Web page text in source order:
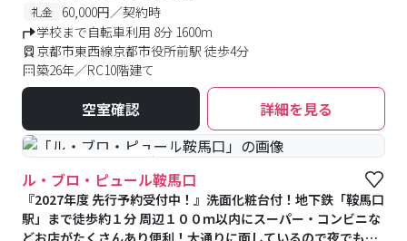
礼金
60,000円／契約時
学校まで自転車利用 8分 1600m
京都市東西線京都市役所前駅 徒歩4分
築26年／RC10階建て
空室確認 詳細を見る
#予約受付中 #空室待ち
ル・ブロ・ピュール鞍馬口
『2027年度 先行予約受付中！』洗面化粧台付！地下鉄「鞍馬口
駅」まで徒歩約１分 周辺１００ｍ以内にスーパー・コンビニな
どお店がたくさんあり便利！大通りに面しているので夜でも安